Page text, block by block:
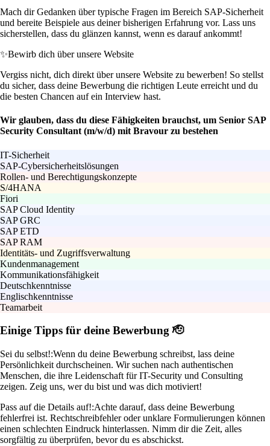
Mach dir Gedanken über typische Fragen im Bereich SAP-Sicherheit
und bereite Beispiele aus deiner bisherigen Erfahrung vor. Lass uns
sicherstellen, dass du glänzen kannst, wenn es darauf ankommt!
✨Bewirb dich über unsere Website
Vergiss nicht, dich direkt über unsere Website zu bewerben! So stellst
du sicher, dass deine Bewerbung die richtigen Leute erreicht und du
die besten Chancen auf ein Interview hast.
Wir glauben, dass du diese Fähigkeiten brauchst, um Senior SAP
Security Consultant (m/w/d) mit Bravour zu bestehen
IT-Sicherheit
SAP-Cybersicherheitslösungen
Rollen- und Berechtigungskonzepte
S/4HANA
Fiori
SAP Cloud Identity
SAP GRC
SAP ETD
SAP RAM
Identitäts- und Zugriffsverwaltung
Kundenmanagement
Kommunikationsfähigkeit
Deutschkenntnisse
Englischkenntnisse
Teamarbeit
Einige Tipps für deine Bewerbung 🫡
Sei du selbst!:Wenn du deine Bewerbung schreibst, lass deine
Persönlichkeit durchscheinen. Wir suchen nach authentischen
Menschen, die ihre Leidenschaft für IT-Security und Consulting
zeigen. Zeig uns, wer du bist und was dich motiviert!
Pass auf die Details auf!:Achte darauf, dass deine Bewerbung
fehlerfrei ist. Rechtschreibfehler oder unklare Formulierungen können
einen schlechten Eindruck hinterlassen. Nimm dir die Zeit, alles
sorgfältig zu überprüfen, bevor du es abschickst.